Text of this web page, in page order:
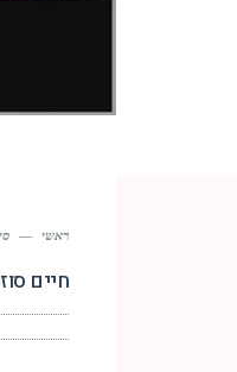
ראשי —
חיים